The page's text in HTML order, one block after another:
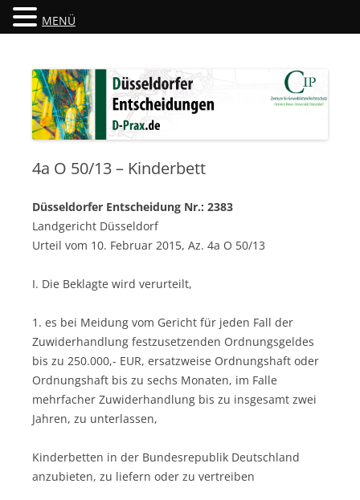
Düsseldorfer Entscheidungen
4a O 50/13 – Kinderbett
Düsseldorfer Entscheidung Nr.: 2383
Landgericht Düsseldorf
Urteil vom 10. Februar 2015, Az. 4a O 50/13
I. Die Beklagte wird verurteilt,
1. es bei Meidung vom Gericht für jeden Fall der
Zuwiderhandlung festzusetzenden Ordnungsgeldes
bis zu 250.000,- EUR, ersatzweise Ordnungshaft oder
Ordnungshaft bis zu sechs Monaten, im Falle
mehrfacher Zuwiderhandlung bis zu insgesamt zwei
Jahren, zu unterlassen,
Kinderbetten in der Bundesrepublik Deutschland
anzubieten, zu liefern oder zu vertreiben
MENÜ